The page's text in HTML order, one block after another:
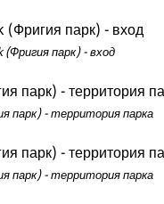
парк) - вход
парк) - территория парка
парк) - территория парка